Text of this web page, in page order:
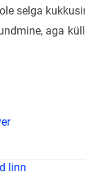
selga
aga
linn